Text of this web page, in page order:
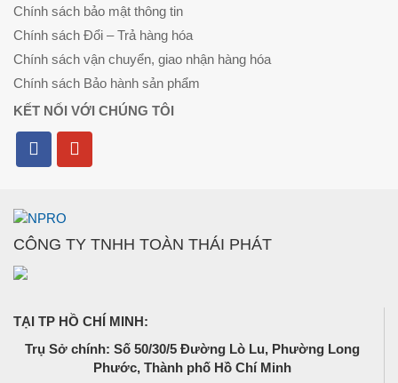
Chính sách bảo mật thông tin
Chính sách Đổi – Trả hàng hóa
Chính sách vận chuyển, giao nhận hàng hóa
Chính sách Bảo hành sản phẩm
KẾT NỐI VỚI CHÚNG TÔI
CÔNG TY TNHH TOÀN THÁI PHÁT
TẠI TP HỒ CHÍ MINH:
Trụ Sở chính: Số 50/30/5 Đường Lò Lu, Phường Long
Phước, Thành phố Hồ Chí Minh